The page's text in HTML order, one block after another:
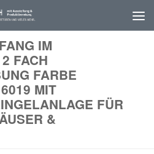
IM
FACH I
FARBE W
MIT BR
FÜR ME
& ÄR